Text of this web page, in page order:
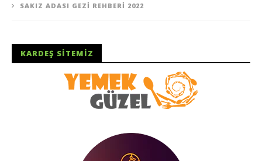
SAKIZ ADASI GEZI REHBERI 2022
KARDEŞ SITEMIZ